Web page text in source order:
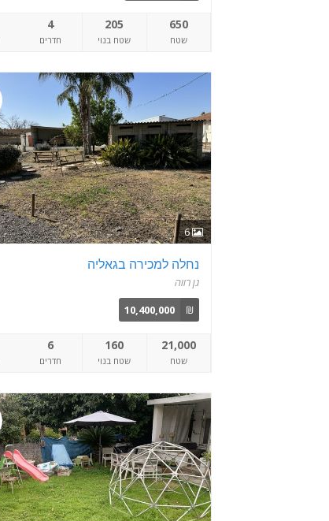
650
שטח
205
שטח בנוי
4
חדרים
6
נחלה למכירה בגאליה
גן רווה
₪
10,400,000
21,000
שטח
160
שטח בנוי
6
חדרים